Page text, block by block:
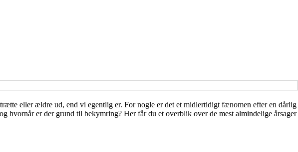
eller ældre ud, end vi egentlig er. For nogle er det et midlertidigt fænomen efter en dårlig
hvornår er der grund til bekymring? Her får du et overblik over de mest almindelige årsager